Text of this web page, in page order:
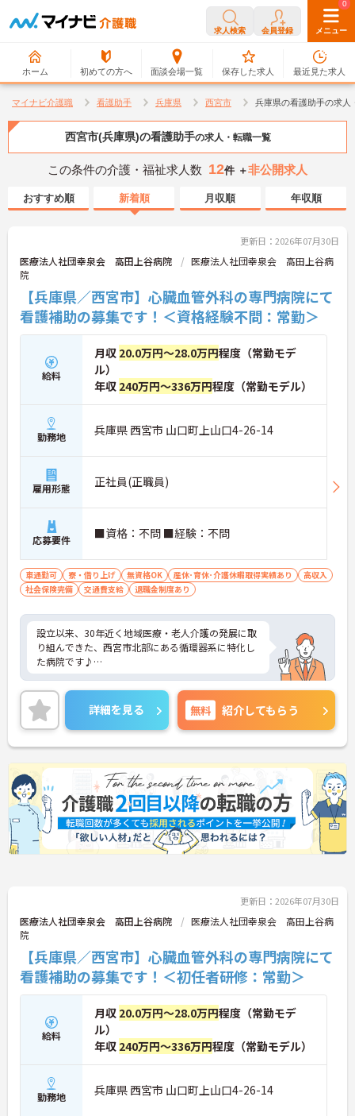
求人検索 会員登録 メニュー
ホーム 初めての方へ 面談会場一覧
0
保存した求人
0
最近見た求人
マイナビ介護職 看護助手 兵庫県 西宮市 兵庫県の看護助手の求人
西宮市(兵庫県)の看護助手の求人・転職一覧
この条件の介護・福祉求人数 12件 ＋非公開求人
おすすめ順 新着順 月収順 年収順
更新日：2026年07月30日
医療法人社団幸泉会 高田上谷病院
医療法人社団幸泉会 高田上谷病
院
【兵庫県／西宮市】心臓血管外科の専門病院にて
看護補助の募集です！＜資格経験不問：常勤＞
給料
月収 20.0万円～28.0万円程度（常勤モデ
ル）
年収 240万円～336万円程度（常勤モデル）
勤務地 兵庫県 西宮市 山口町上山口4-26-14
雇用形態 正社員(正職員)
応募要件 ■資格：不問 ■経験：不問
車通勤可 寮・借り上げ 無資格OK 産休･育休･介護休暇取得実績あり
高収入
社会保険完備
交通費支給 退職金制度あり
設立以来、30年近く地域医療・老人介護の発展に取
り組んできた、西宮市北部にある循環器系に特化し
た病院です♪
給与形態は、年俸制（月額は「年俸÷12ヶ月」で支
払い）で給料水準も高め。
月8休で残業はほとんどありません！しっかりお休
みを取得でき、ライフスタイルに合わせた働き方が
叶います☆
マイカー通勤可能に加えて、最寄り駅からバスも運
行されているので、公共交通機関を利用しての通勤
も◎
ご興味がある方は是非一度マイナビまでお問合せく
詳細を見る 無料 紹介してもらう
更新日：2026年07月30日
医療法人社団幸泉会 高田上谷病院
医療法人社団幸泉会 高田上谷病
院
【兵庫県／西宮市】心臓血管外科の専門病院にて
看護補助の募集です！＜初任者研修：常勤＞
給料
月収 20.0万円～28.0万円程度（常勤モデ
ル）
年収 240万円～336万円程度（常勤モデル）
勤務地 兵庫県 西宮市 山口町上山口4-26-14